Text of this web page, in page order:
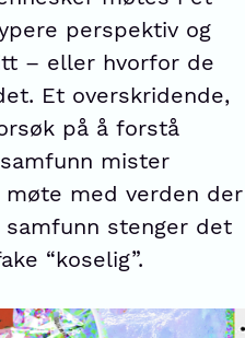
perspektiv og
– eller hvorfor de
Et overskridende,
på å forstå
mister
med verden der
stenger det
“koselig”.